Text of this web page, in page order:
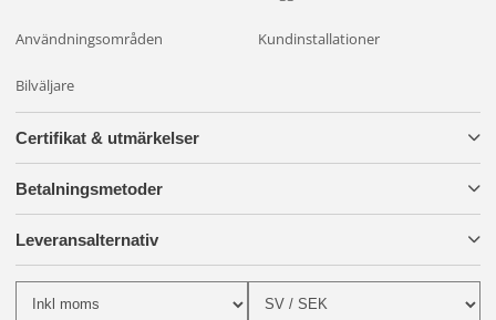
Användningsområden Kundinstallationer
Bilväljare
Certifikat & utmärkelser
Betalningsmetoder
Leveransalternativ